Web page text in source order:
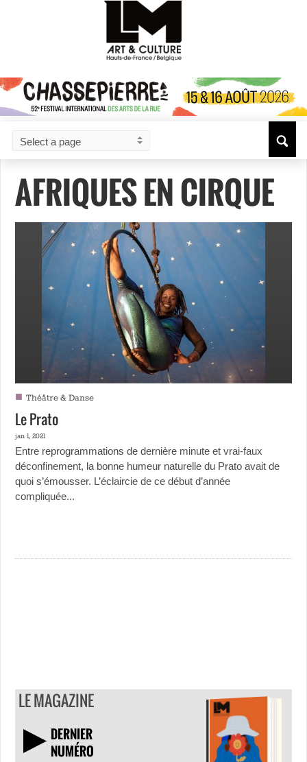
AFRIQUES EN CIRQUE
■ Théâtre & Danse
Le Prato
jan 1, 2021
Entre reprogrammations de dernière minute et vrai-faux
déconfinement, la bonne humeur naturelle du Prato avait de
quoi s’émousser. L’éclaircie de ce début d’année
compliquée...
LE MAGAZINE
DERNIER
NUMÉRO
TÉLÉCHARGER